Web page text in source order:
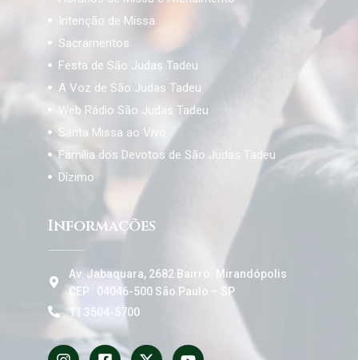
Intenção de Missa
Sacramentos
Festa de São Judas Tadeu
A Voz de São Judas Tadeu
Web Rádio São Judas Tadeu
Santa Missa ao Vivo
Família dos Devotos de São Judas Tadeu
Dízimo
Informações
Av. Jabaquara, 2682 Bairro: Mirandópolis
CEP.: 04046-500 São Paulo – SP
11 3504-5700